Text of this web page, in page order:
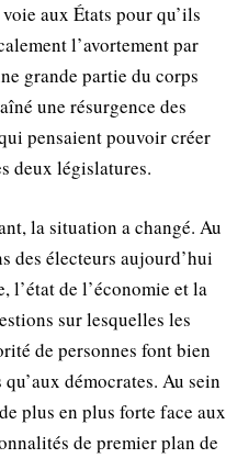
aux États pour qu’ils
l’avortement par
grande partie du corps
une résurgence des
pensaient pouvoir créer
deux législatures.
la situation a changé. Au
des électeurs aujourd’hui
de l’économie et la
sur lesquelles les
de personnes font bien
démocrates. Au sein
plus en plus forte face aux
de premier plan de